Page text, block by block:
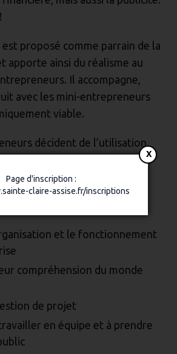
proposé comme parrain de la
apporte ainsi du réalisme au
Il accompagne,
avec les mini-entrepreneurs
viable.
décident de l’utilisation
d’une sortie
d’une association).
permet aux élèves de :
et le fonctionnement
compréhension du monde
de projet
en équipe et à prendre
Page d'inscription :
claire-assise.fr/inscriptions